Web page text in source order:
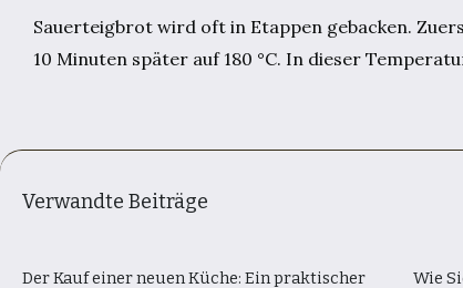
Sauerteigbrot wird oft in Etappen gebacken.
10 Minuten später auf 180 °C. In dieser
Verwandte Beiträge
Der Kauf einer neuen Küche: Ein praktischer
Wie